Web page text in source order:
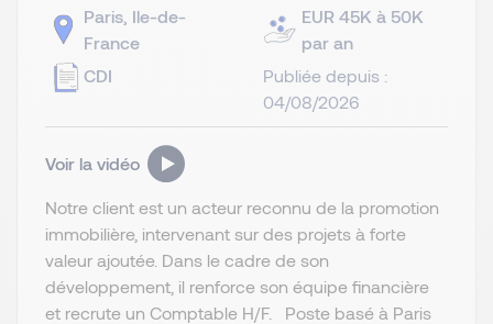
Paris, Ile-de-
France
CDI
EUR 45K à 50K
par an
Publiée depuis :
04/08/2026
Voir la vidéo
Notre client est un acteur reconnu de la promotion
immobilière, intervenant sur des projets à forte
valeur ajoutée. Dans le cadre de son
développement, il renforce son équipe financière
et recrute un Comptable H/F. Poste basé à Paris